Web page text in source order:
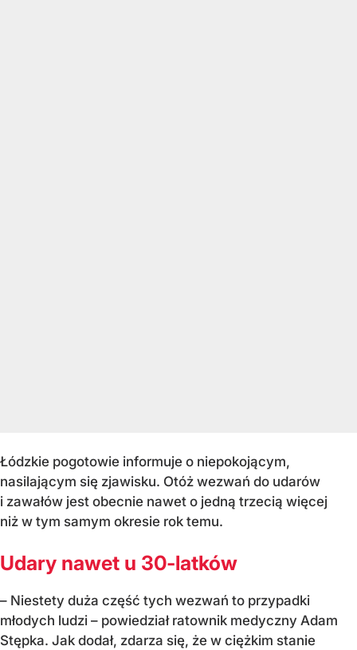
Łódzkie pogotowie informuje o niepokojącym,
nasilającym się zjawisku. Otóż wezwań do udarów
i zawałów jest obecnie nawet o jedną trzecią więcej
niż w tym samym okresie rok temu.
Udary nawet u 30-latków
– Niestety duża część tych wezwań to przypadki
młodych ludzi – powiedział ratownik medyczny Adam
Stępka. Jak dodał, zdarza się, że w ciężkim stanie